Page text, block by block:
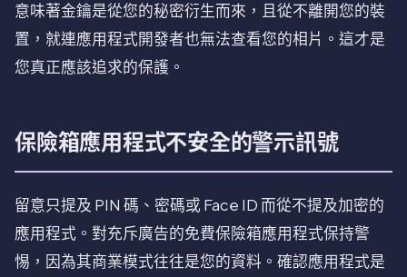
意味著金鑰是從您的秘密衍生而來，且從不離開您的裝
置，就連應用程式開發者也無法查看您的相片。這才是
您真正應該追求的保護。
保險箱應用程式不安全的警示訊號
留意只提及 PIN 碼、密碼或 Face ID 而從不提及加密的
應用程式。對充斥廣告的免費保險箱應用程式保持警
惕，因為其商業模式往往是您的資料。確認應用程式是